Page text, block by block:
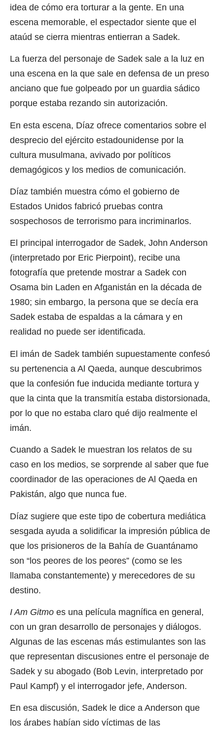
idea de cómo era torturar a la gente. En una
escena memorable, el espectador siente que el
ataúd se cierra mientras entierran a Sadek.
La fuerza del personaje de Sadek sale a la luz en
una escena en la que sale en defensa de un preso
anciano que fue golpeado por un guardia sádico
porque estaba rezando sin autorización.
En esta escena, Díaz ofrece comentarios sobre el
desprecio del ejército estadounidense por la
cultura musulmana, avivado por políticos
demagógicos y los medios de comunicación.
Díaz también muestra cómo el gobierno de
Estados Unidos fabricó pruebas contra
sospechosos de terrorismo para incriminarlos.
El principal interrogador de Sadek, John Anderson
(interpretado por Eric Pierpoint), recibe una
fotografía que pretende mostrar a Sadek con
Osama bin Laden en Afganistán en la década de
1980; sin embargo, la persona que se decía era
Sadek estaba de espaldas a la cámara y en
realidad no puede ser identificada.
El imán de Sadek también supuestamente confesó
su pertenencia a Al Qaeda, aunque descubrimos
que la confesión fue inducida mediante tortura y
que la cinta que la transmitía estaba distorsionada,
por lo que no estaba claro qué dijo realmente el
imán.
Cuando a Sadek le muestran los relatos de su
caso en los medios, se sorprende al saber que fue
coordinador de las operaciones de Al Qaeda en
Pakistán, algo que nunca fue.
Díaz sugiere que este tipo de cobertura mediática
sesgada ayuda a solidificar la impresión pública de
que los prisioneros de la Bahía de Guantánamo
son “los peores de los peores” (como se les
llamaba constantemente) y merecedores de su
destino.
I Am Gitmo es una película magnífica en general,
con un gran desarrollo de personajes y diálogos.
Algunas de las escenas más estimulantes son las
que representan discusiones entre el personaje de
Sadek y su abogado (Bob Levin, interpretado por
Paul Kampf) y el interrogador jefe, Anderson.
En esa discusión, Sadek le dice a Anderson que
los árabes habían sido víctimas de las